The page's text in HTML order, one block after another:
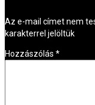
Az e-mail címet nem
karakterrel jelöltük
Hozzászólás *